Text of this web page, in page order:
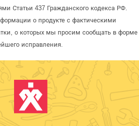
Статьи 437 Гражданского кодекса РФ.
о продукте с фактическими
о которых мы просим сообщать в форме
исправления.